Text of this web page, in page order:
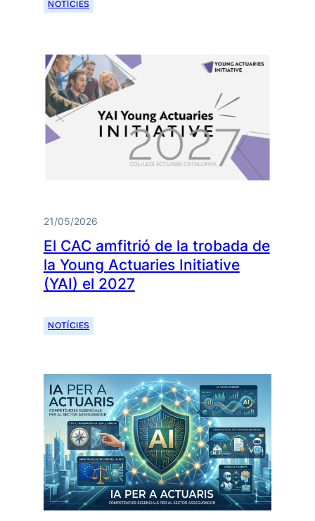
NOTÍCIES
21/05/2026
El CAC amfitrió de la trobada de
la Young Actuaries Initiative
(YAI) el 2027
NOTÍCIES